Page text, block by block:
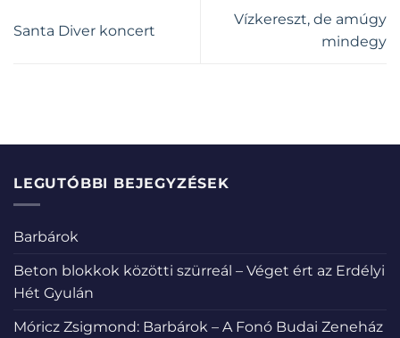
Santa Diver koncert
Vízkereszt, de amúgy
mindegy
LEGUTÓBBI BEJEGYZÉSEK
Barbárok
Beton blokkok közötti szürreál – Véget ért az Erdélyi
Hét Gyulán
Móricz Zsigmond: Barbárok – A Fonó Budai Zeneház